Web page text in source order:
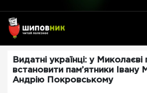
Видатні українці: у
встановити пам’ятники Івану
Андрію Покровському